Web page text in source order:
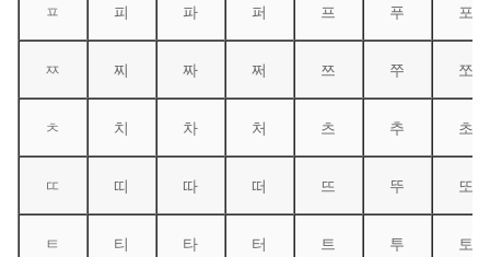
ㅍ 피 파 퍼 프 푸 포
ㅉ 찌 짜 쩌 쯔 쭈 쪼
ㅊ 치 차 처 츠 추 초
ㄸ 띠 따 떠 뜨 뚜 또
ㅌ 티 타 터 트 투 토